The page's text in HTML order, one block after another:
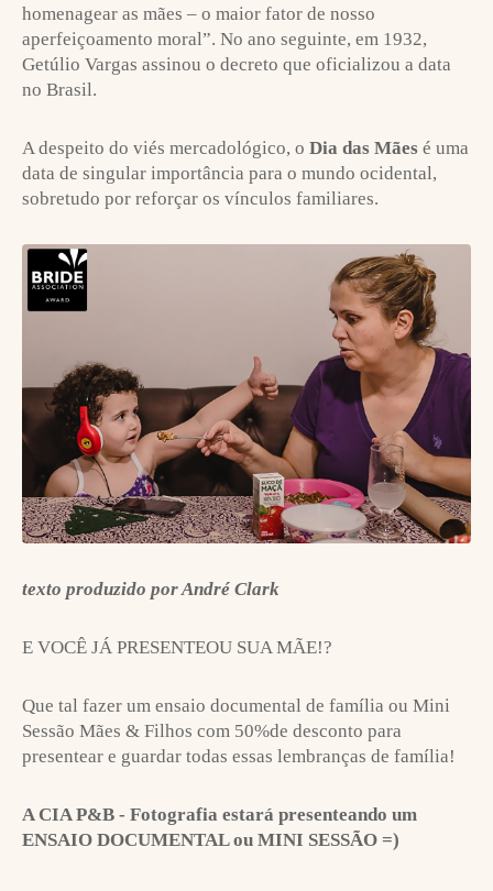
homenagear as mães – o maior fator de nosso
aperfeiçoamento moral”. No ano seguinte, em 1932,
Getúlio Vargas assinou o decreto que oficializou a data
no Brasil.
A despeito do viés mercadológico, o Dia das Mães é uma
data de singular importância para o mundo ocidental,
sobretudo por reforçar os vínculos familiares.
texto produzido por André Clark
E VOCÊ JÁ PRESENTEOU SUA MÃE!?
Que tal fazer um ensaio documental de família ou Mini
Sessão Mães & Filhos com 50%de desconto para
presentear e guardar todas essas lembranças de família!
A CIA P&B - Fotografia estará presenteando um
ENSAIO DOCUMENTAL ou MINI SESSÃO =)